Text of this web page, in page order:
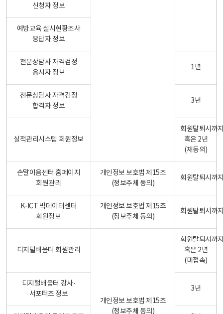
신청자 정보
예방교육 실시현황조사
응답자 정보
전문상담사 자격검정
응시자 정보
1년
전문상담사 자격검정
합격자 정보
3년
실적관리시스템 회원정보
회원탈퇴시까
혹은 2년
(재동의)
손말이음센터 홈페이지
회원관리
개인정보 보호법 제15조
(정보주체 동의)
회원탈퇴시까
K-ICT 빅데이터센터
회원정보
개인정보 보호법 제15조
(정보주체 동의)
회원탈퇴시까
디지털배움터 회원관리
개인정보 보호법 제15조
(정보주체 동의)
회원탈퇴시까
혹은 2년
(미접속)
디지털배움터 강사·
서포터즈 정보
3년